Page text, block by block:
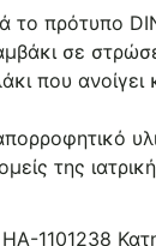
το πρότυπο
σε
που ανοίγει
της
ΗΑ-1101238